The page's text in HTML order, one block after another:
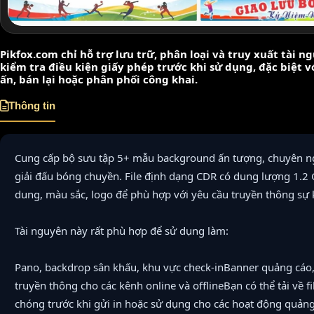
Pikfox.com chỉ hỗ trợ lưu trữ, phân loại và truy xuất tài
kiểm tra điều kiện giấy phép trước khi sử dụng, đặc biệt
ấn, bán lại hoặc phân phối công khai.
Thông tin
Cung cấp bộ sưu tập 5+ mẫu background ấn tượng, chuyên
giải đấu bóng chuyền. File định dạng CDR có dung lượng
dung, màu sắc, logo để phù hợp với yêu cầu truyền thông sự
Tài nguyên này rất phù hợp để sử dụng làm:
Pano, backdrop sân khấu, khu vực check-inBanner quảng
truyền thông cho các kênh online và offlineBạn có thể tải về
chóng trước khi gửi in hoặc sử dụng cho các hoạt động